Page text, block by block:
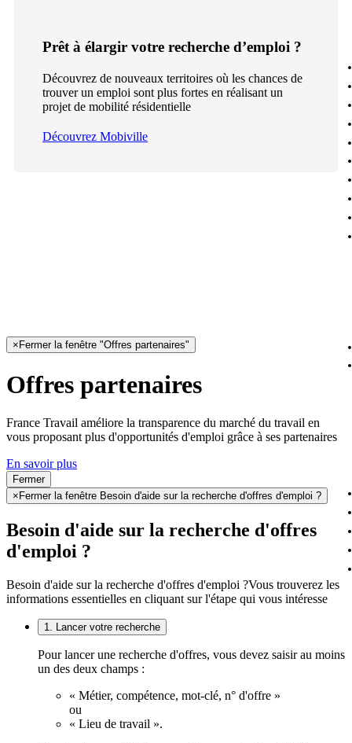
Prêt à élargir votre recherche d’emploi ?
Découvrez de nouveaux territoires où les chances de
trouver un emploi sont plus fortes en réalisant un
projet de mobilité résidentielle
Découvrez Mobiville
× Fermer la fenêtre "Offres partenaires"
Offres partenaires
France Travail améliore la transparence du marché du travail en
vous proposant plus d'opportunités d'emploi grâce à ses partenaires
En savoir plus
Fermer
× Fermer la fenêtre Besoin d'aide sur la recherche d'offres d'emploi ?
Besoin d'aide sur la recherche d'offres
d'emploi ?
Besoin d'aide sur la recherche d'offres d'emploi ?Vous trouverez les
informations essentielles en cliquant sur l'étape qui vous intéresse
1. Lancer votre recherche
Pour lancer une recherche d'offres, vous devez saisir au moins
un des deux champs :
« Métier, compétence, mot-clé, n° d'offre »
ou
« Lieu de travail ».